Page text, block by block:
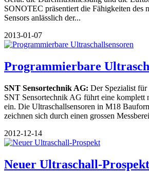
SONOTEC präsentiert die Fähigkeiten des
Sensors anlässlich der...
2013-01-07
Programmierbare
SNT Sensortechnik AG: Der Spezialist für
SNT Sensortechnik AG führt eine komplett
ein. Die Ultraschallsensoren in M18
zeichnen sich durch einen grossen
2012-12-14
Neuer Ultraschall-Prospekt